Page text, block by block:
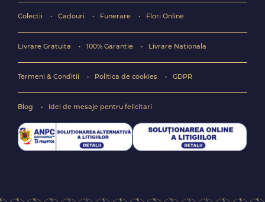
Colectii Cadouri Funerare Flori Online
Livrare Gratuita 100% Garantie Livrare Nationala
Termeni & Conditii Politica de cookies GDPR
Blog Idei de mesaje pentru felicitari